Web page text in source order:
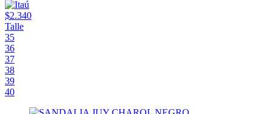
$2.340
Talle
35
36
37
38
39
40